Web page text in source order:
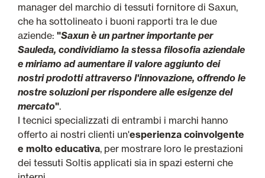
manager del marchio di tessuti fornitore di Saxun,
che ha sottolineato i buoni rapporti tra le due
aziende: "Saxun è un partner importante per
Sauleda, condividiamo la stessa filosofia aziendale
e miriamo ad aumentare il valore aggiunto dei
nostri prodotti attraverso l'innovazione, offrendo le
nostre soluzioni per rispondere alle esigenze del
mercato".
I tecnici specializzati di entrambi i marchi hanno
offerto ai nostri clienti un'esperienza coinvolgente
e molto educativa, per mostrare loro le prestazioni
dei tessuti Soltis applicati sia in spazi esterni che